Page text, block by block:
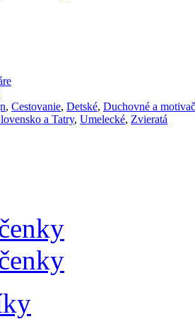
, Cestovanie, Detské, Duchovné a
a Tatry, Umelecké, Zvieratá